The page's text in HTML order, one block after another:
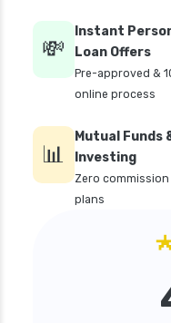
💸
Instant
Loan Offers
Pre-approved &
online process
📊
Mutual Funds
Investing
Zero commission
plans